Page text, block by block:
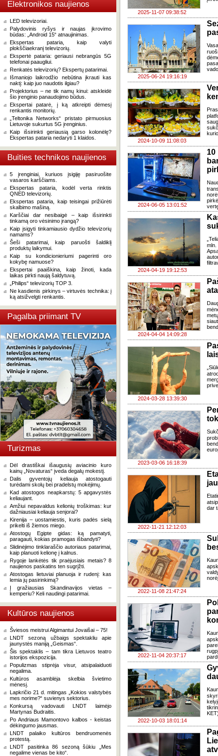
Elektronikos naujienos
LED televizoriai.
Palydovinis ryšys ir naujas įkrovimo
būdas: „Android 15“ atnaujinimas.
Ekspertas pataria, kaip valyti
plokščiaekranį televizorių.
Ekspertė pataria: geriausi nebrangūs 5G
telefonai paaugliui.
Renkatės televizorių? Ekspertų patarimai.
Išmaniojo laikrodžio nebūtina įkrauti kas
naktį: kaip juo naudotis ilgiau?
Projektorius – ne tik namų kinui: atskleidė
šio įrenginio panaudojimo būdus.
Ekspertai patarė, į ką atkreipti dėmesį
renkantis monitorių.
„Teltonika Networks“ pristato pirmuosius
Lietuvoje sukurtus 5G įrenginius.
Kaip išsirinkti geriausią garso kolonėlę?
Ekspertas pataria nedaryti 1 klaidos.
Buities technikos naujienos
5 įrenginiai, kuriuos įsigiję pasiruošite
vasaros karščiams.
Ekspertas pataria, kodėl verta rinktis
QNED televizorių.
Ekspertas pataria, kaip teisingai prižiūrėti
skalbimo mašiną.
Karščiai dar nesibaigė – kaip išsirinkti
tinkamą oro vėsinimo įrangą?
Kaip įsigyti tinkamiausio dydžio televizorių
namams?
Šeši patarimai, kaip paruošti šaldiklį
produktų laikymui.
Kaip su kondicionieriumi pagerinti oro
kokybę namuose?
Ekspertai paaiškina, kaip žinoti, kada
laikas pirkti naują šaldytuvą.
„Philips“ televizorių TOP 3.
Ne kasdienis pirkinys – virtuvės technika: į
ką atsižvelgti renkantis.
Pagalba priimant TV
Turizmas
Dėl drastiškai išaugusių aviacinio kuro
kainų „Novaturas“ įveda degalų mokestį.
Dalis gyventojų keliauja atostogauti
turėdami skolų bei pradelstų mokėjimų.
Kad atostogos neapkarstų: 5 apgavystės
keliaujant.
Amžiui nepavaldus kelionių troškimas: kur
dažniausiai keliauja senjorai?
Kirenija – uostamiestis, kuris padės sielą
prikelti iš žiemos miego.
Atostogų Egipte gidas: ką pamatyti,
paragauti, kokias pramogas išbandyti?
Slidinėjimo tinklaraščio autoriaus patarimai,
kaip planuoti kelionę į kalnus.
Rygoje lankėtės tik praėjusiais metais? 8
naujienos paskatins ten sugrįžti.
Atostogas lietuviai planuoja ir rudenį: kas
lemia jų pasirinkimą?
Į gražiausias Skandinavijos vietas –
kemperiu? Keli naudingi patarimai.
Kultūros naujienos
Šviesos meistrui Algimantui Jovaišai – 75!
LNDT sezoną užbaigs spektakliu apie
jaunystės maniją „Geismas“.
Šis spektaklis – tam tikra Lietuvos teatro
istorijos ekspozicija.
Populizmas stiprėja visur, atsipalaiduoti
negalima.
Kultūros asamblėja skelbia švietimo
mėnesį.
Lapkričio 21 d. mitingas „Kokios valstybės
mes norime?“ suvienys sektorius.
Konkursą vadovauti LNDT laimėjo
Martynas Budraitis.
Po Andriaus Mamontovo kalbos - keistas
dėkingumo jausmas.
LNDT palaiko kultūros bendruomenės
protestą.
LNDT pasitinka 86 sezoną šūkiu „Mes
negalime vienas be kito“.
2025-11-07 09:38:52
2025-06-24 19:16:19
2024-10-09 11:08:03
2024-06-05 13:01:52
2024-04-19 19:12:53
2024-04-04 14:09:28
2024-03-28 13:39:30
2023-03-06 16:18:39
2022-11-21 12:12:03
dar
2022-11-08 21:47:24
2022-11-04 20:37:17
2022-10-03 18:01:14